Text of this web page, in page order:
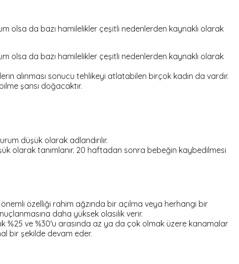
olsa da bazı hamilelikler çeşitli nedenlerden kaynaklı olarak
olsa da bazı hamilelikler çeşitli nedenlerden kaynaklı olarak
alınması sonucu tehlikeyi atlatabilen birçok kadın da vardır.
şansı doğacaktır.
düşük olarak adlandırılır.
olarak tanımlanır. 20 haftadan sonra bebeğin kaybedilmesi
özelliği rahim ağzında bir açılma veya herhangi bir
daha yüksek olasılık verir.
%25 ve %30'u arasında az ya da çok olmak üzere kanamalar
bir şekilde devam eder.